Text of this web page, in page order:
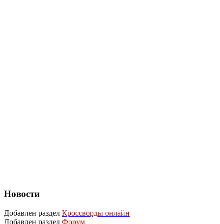
Новости
Добавлен раздел Кроссворды онлайн
Добавлен раздел Форум